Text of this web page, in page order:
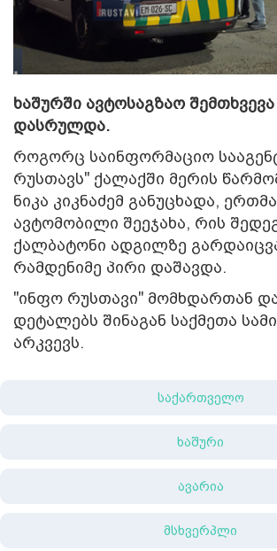
ხაშურში ავტოსაგზაო
დასრულდა.
როგორც საინფორმაციო
რუსთავს" ქალაქში მერის
ნიკა კიკნაძემ განუცხადა,
ავტომობილი შეეჯახა, რის
ქალბატონი ადგილზე
რამდენიმე პირი დაშავდა.
"ინფო რუსთავი" მომხდართან
დეტალებს შინაგან საქმეთა
არკვევს.
საქართველო
ხაშური
ავარია
მსხვერპლი